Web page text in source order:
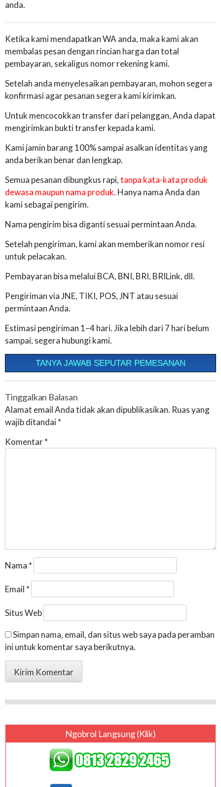
anda.
Ketika kami mendapatkan WA anda, maka kami akan
membalas pesan dengan rincian harga dan total
pembayaran, sekaligus nomor rekening kami.
Setelah anda menyelesaikan pembayaran, mohon segera
konfirmasi agar pesanan segera kami kirimkan.
Untuk mencocokkan transfer dari pelanggan, Anda dapat
mengirimkan bukti transfer kepada kami.
Kami jamin barang 100% sampai asalkan identitas yang
anda berikan benar dan lengkap.
Semua pesanan dibungkus rapi,tanpa kata-kata produk
dewasa maupun nama produk. Hanya nama Anda dan
kami sebagai pengirim.
Nama pengirim bisa diganti sesuai permintaan Anda.
Setelah pengiriman, kami akan memberikan nomor resi
untuk pelacakan.
Pembayaran bisa melalui BCA, BNI, BRI, BRILink, dll.
Pengiriman via JNE, TIKI, POS, JNT atau sesuai
permintaan Anda.
Estimasi pengiriman 1–4 hari. Jika lebih dari 7 hari belum
sampai, segera hubungi kami.
TANYA JAWAB SEPUTAR PEMESANAN
Tinggalkan Balasan
Alamat email Anda tidak akan dipublikasikan. Ruas yang
wajib ditandai*
Komentar*
Nama *
Email *
Situs Web
Simpan nama, email, dan situs web saya pada peramban
ini untuk komentar saya berikutnya.
Ngobrol Langsung (klik)